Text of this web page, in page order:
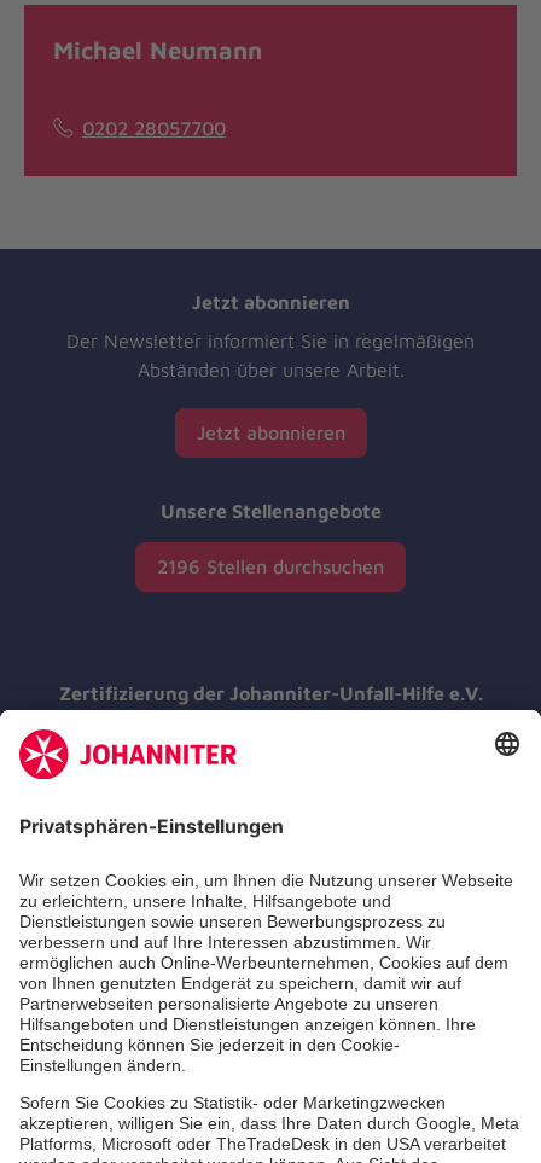
Michael Neumann
0202 28057700
Jetzt abonnieren
Der Newsletter informiert Sie in regelmäßigen
Abständen über unsere Arbeit.
Jetzt abonnieren
Unsere Stellenangebote
2196 Stellen durchsuchen
Zertifizierung der Johanniter-Unfall-Hilfe e.V.
Die Johanniter GmbH führt das
e.V.
Dienste & Leistungen
Mitarbeiten & Lernen